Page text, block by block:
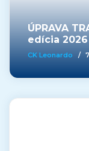
ÚPRAVA
edícia 2026
CK Leonardo /